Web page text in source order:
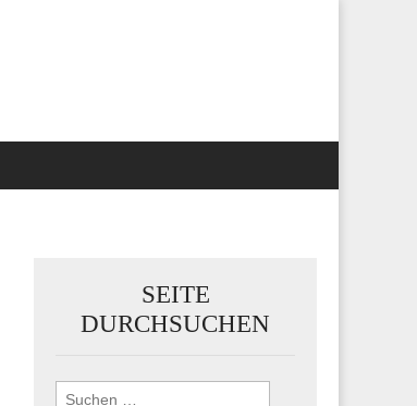
SEITE
DURCHSUCHEN
Suchen